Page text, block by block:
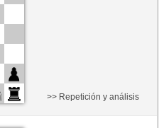
>> Repetición y análisis